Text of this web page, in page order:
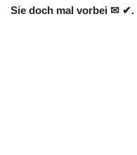
Sie doch mal vorbei ✉ ✔.